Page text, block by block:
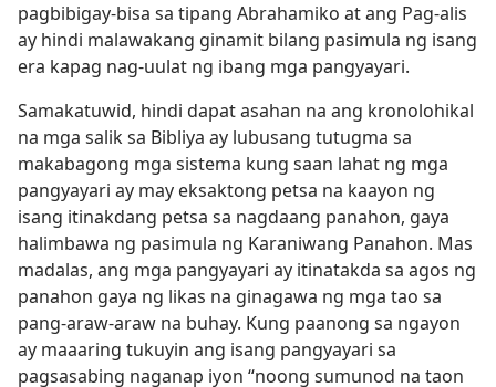
pagbibigay-bisa sa tipang Abrahamiko at ang Pag-alis
ay hindi malawakang ginamit bilang pasimula ng isang
era kapag nag-uulat ng ibang mga pangyayari.
Samakatuwid, hindi dapat asahan na ang kronolohikal
na mga salik sa Bibliya ay lubusang tutugma sa
makabagong mga sistema kung saan lahat ng mga
pangyayari ay may eksaktong petsa na kaayon ng
isang itinakdang petsa sa nagdaang panahon, gaya
halimbawa ng pasimula ng Karaniwang Panahon. Mas
madalas, ang mga pangyayari ay itinatakda sa agos ng
panahon gaya ng likas na ginagawa ng mga tao sa
pang-araw-araw na buhay. Kung paanong sa ngayon
ay maaaring tukuyin ang isang pangyayari sa
pagsasabing naganap iyon “noong sumunod na taon